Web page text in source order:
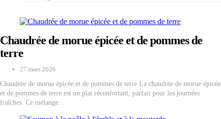
Chaudrée de morue épicée et de pommes de
terre
27 mars 2026
Chaudrée de morue épicée et de pommes de terre La chaudrée de morue épicée
et de pommes de terre est un plat réconfortant, parfait pour les journées
fraîches. Ce mélange...